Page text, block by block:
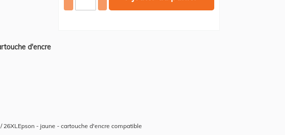
d'encre
26XLEpson - jaune - cartouche d'encre compatible